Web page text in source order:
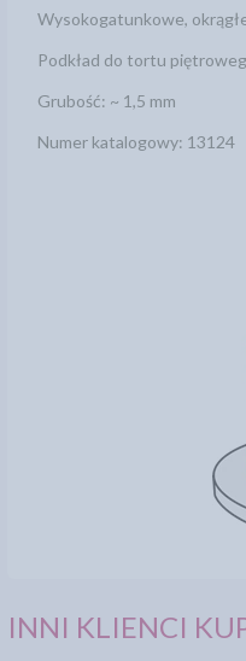
Wysokogatunkowe,
Podkład do tortu
Grubość: ~ 1,5 mm
Numer katalogowy: 13124
INNI KLIENCI